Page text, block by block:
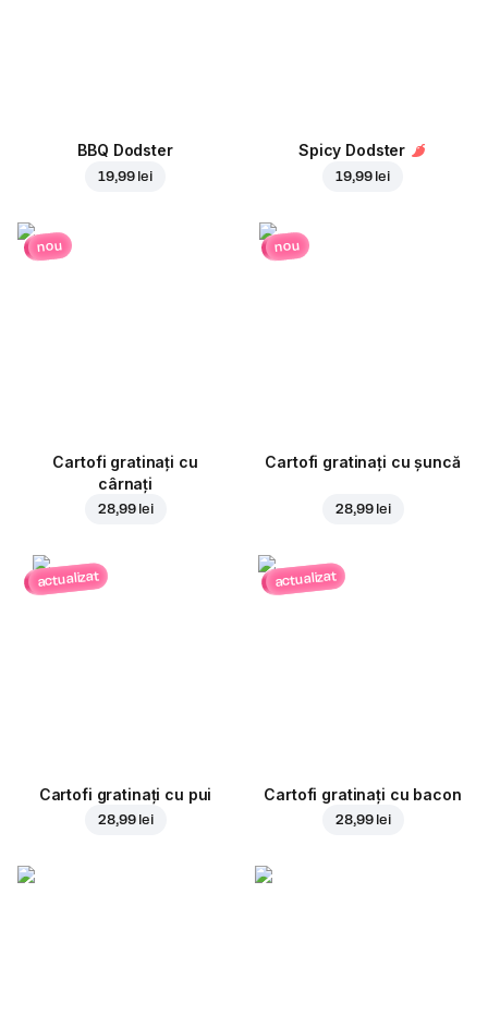
BBQ Dodster
19,99 lei
Spicy Dodster
19,99 lei
nou
Cartofi gratinați cu
cârnați
28,99 lei
nou
Cartofi gratinați cu șuncă
28,99 lei
actualizat
Cartofi gratinați cu pui
28,99 lei
actualizat
Cartofi gratinați cu bacon
28,99 lei